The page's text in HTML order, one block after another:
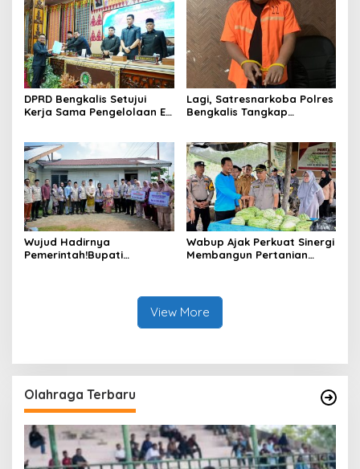
Negeri Junjungan.
Pelaksanaan APBD Tahun
Anggaran 2025
DPRD Bengkalis Setujui
Kerja Sama Pengelolaan E-
Lagi, Satresnarkoba Polres
Bengkalis Tangkap
Wujud Hadirnya
Pemerintah!Bupati
Wabup Ajak Perkuat Sinergi
Membangun Pertanian
View More
Olahraga Terbaru